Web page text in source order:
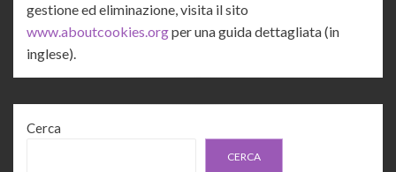
gestione ed eliminazione, visita il sito
www.aboutcookies.orgper una guida dettagliata (in
inglese).
Cerca
CERCA